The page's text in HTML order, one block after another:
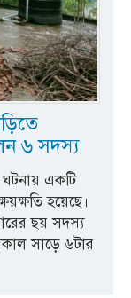
৬ সদস্য
ঘটনায় একটি
হয়েছে।
ছয় সদস্য
সাড়ে ৬টার